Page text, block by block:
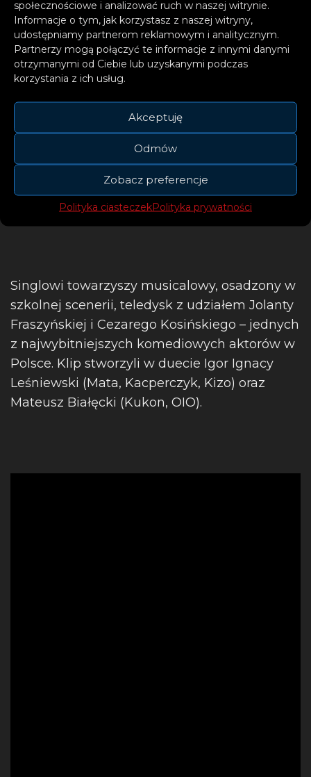
społecznościowe i analizować ruch w naszej witrynie.
Informacje o tym, jak korzystasz z naszej witryny,
udostępniamy partnerom reklamowym i analitycznym.
Partnerzy mogą połączyć te informacje z innymi danymi
otrzymanymi od Ciebie lub uzyskanymi podczas
korzystania z ich usług.
Akceptuję
Odmów
Zobacz preferencje
Polityka ciasteczekPolityka prywatności
Singlowi towarzyszy musicalowy, osadzony w
szkolnej scenerii, teledysk z udziałem Jolanty
Fraszyńskiej i Cezarego Kosińskiego – jednych
z najwybitniejszych komediowych aktorów w
Polsce. Klip stworzyli w duecie Igor Ignacy
Leśniewski (Mata, Kacperczyk, Kizo) oraz
Mateusz Białęcki (Kukon, OIO).